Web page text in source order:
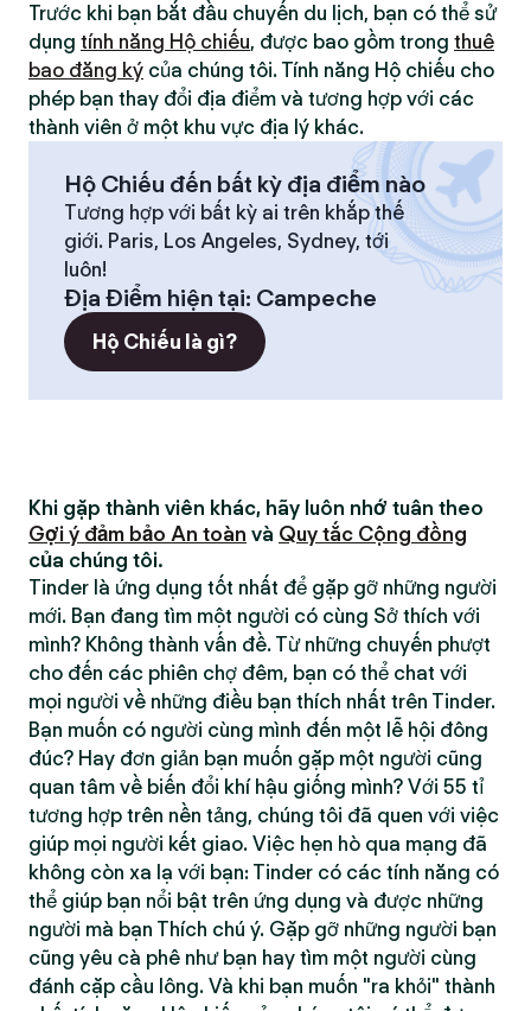
Trước khi bạn bắt đầu chuyến du lịch, bạn có thể sử
dụng tính năng Hộ chiếu, được bao gồm trong thuê
bao đăng ký của chúng tôi. Tính năng Hộ chiếu cho
phép bạn thay đổi địa điểm và tương hợp với các
thành viên ở một khu vực địa lý khác.
Hộ Chiếu đến bất kỳ địa điểm nào
Tương hợp với bất kỳ ai trên khắp thế
giới. Paris, Los Angeles, Sydney, tới
luôn!
Địa Điểm hiện tại: Campeche
Hộ Chiếu là gì?
Khi gặp thành viên khác, hãy luôn nhớ tuân theo
Gợi ý đảm bảo An toàn và Quy tắc Cộng đồng
của chúng tôi.
Tinder là ứng dụng tốt nhất để gặp gỡ những người
mới. Bạn đang tìm một người có cùng Sở thích với
mình? Không thành vấn đề. Từ những chuyến phượt
cho đến các phiên chợ đêm, bạn có thể chat với
mọi người về những điều bạn thích nhất trên Tinder.
Bạn muốn có người cùng mình đến một lễ hội đông
đúc? Hay đơn giản bạn muốn gặp một người cũng
quan tâm về biến đổi khí hậu giống mình? Với 55 tỉ
tương hợp trên nền tảng, chúng tôi đã quen với việc
giúp mọi người kết giao. Việc hẹn hò qua mạng đã
không còn xa lạ với bạn: Tinder có các tính năng có
thể giúp bạn nổi bật trên ứng dụng và được những
người mà bạn Thích chú ý. Gặp gỡ những người bạn
cũng yêu cà phê như bạn hay tìm một người cùng
đánh cặp cầu lông. Và khi bạn muốn "ra khỏi" thành